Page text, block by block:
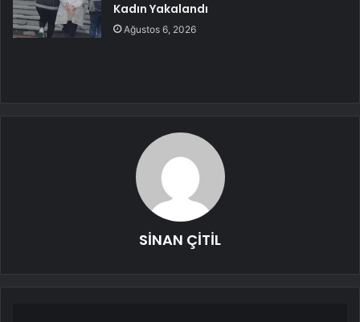
Kadın Yakalandı
Ağustos 6, 2026
SİNAN ÇİTİL